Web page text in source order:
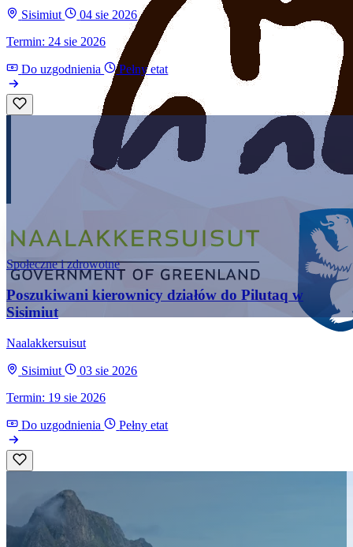
Sisimiut
04 sie 2026
Termin: 24 sie 2026
Do uzgodnienia Pełny etat
Społeczne i zdrowotne
Poszukiwani kierownicy działów do Pilutaq w
Sisimiut
Naalakkersuisut
Sisimiut
03 sie 2026
Termin: 19 sie 2026
Do uzgodnienia Pełny etat